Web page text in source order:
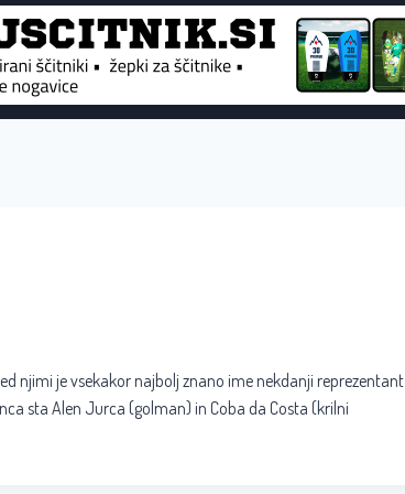
njimi je vsekakor najbolj znano ime nekdanji reprezentant
sta Alen Jurca (golman) in Coba da Costa (krilni